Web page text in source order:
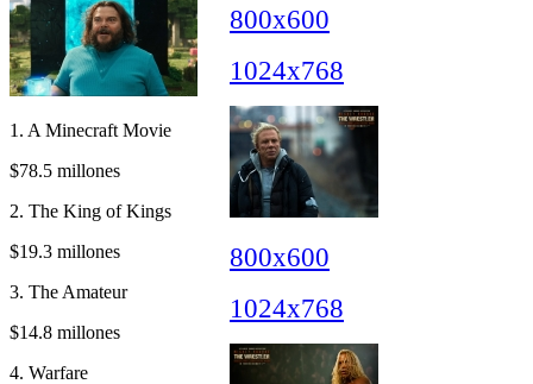
1. A Minecraft Movie
$78.5 millones
2. The King of Kings
$19.3 millones
3. The Amateur
$14.8 millones
4. Warfare
800x600
1024x768
800x600
1024x768